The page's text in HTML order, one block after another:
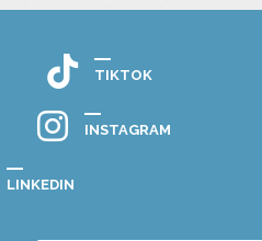
TIKTOK
INSTAGRAM
LINKEDIN